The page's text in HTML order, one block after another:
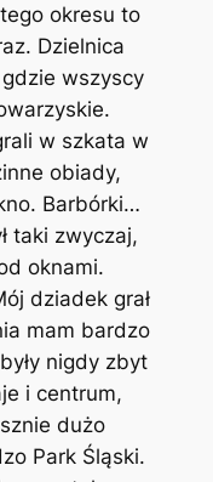
okresu to
Dzielnica
wszyscy
w szkata w
obiady,
Barbórki…
taki zwyczaj,
oknami.
dziadek grał
mam bardzo
nigdy zbyt
i centrum,
dużo
Park Śląski.